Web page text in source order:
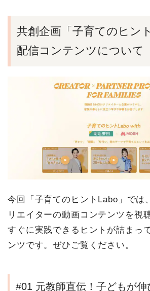
共創企画「子育てのヒン
配信コンテンツについて
今回「子育てのヒントLabo」では
リエイターの動画コンテンツを視
すぐに実践できるヒントが詰まっ
ンツです。ぜひご覧ください。
#01 元教師直伝！子どもが伸